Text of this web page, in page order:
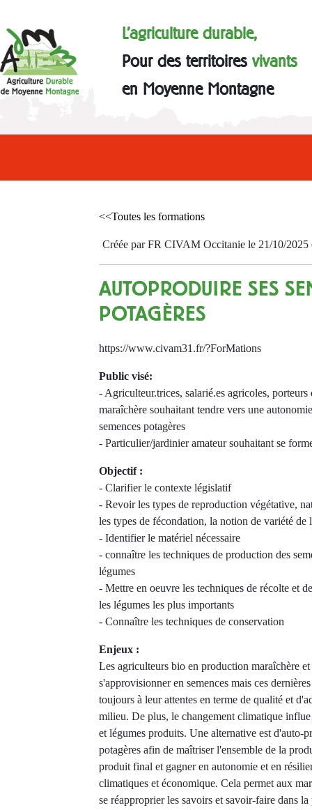
L'agriculture durable,
Pour des territoiresvivants
en Moyenne Montagne
<<Toutes les formations
Créée par FR CIVAM Occitanie le 21/10/2025
AUTOPRODUIRE SES
POTAGÈRES
https://www.civam31.fr/?ForMations
Public visé:
- Agriculteur.trices, salarié.es agricoles,
maraîchère souhaitant tendre vers une
semences potagères
- Particulier/jardinier amateur souhaitant se
Objectif :
- Clarifier le contexte législatif
- Revoir les types de reproduction végétative,
les types de fécondation, la notion de variété de
- Identifier le matériel nécessaire
- connaître les techniques de production des
légumes
- Mettre en oeuvre les techniques de récolte et
les légumes les plus importants
- Connaître les techniques de conservation
Enjeux :
Les agriculteurs bio en production maraîchère
s'approvisionner en semences mais ces
toujours à leur attentes en terme de qualité et
milieu. De plus, le changement climatique
et légumes produits. Une alternative est d'auto-
potagères afin de maîtriser l'ensemble de la
produit final et gagner en autonomie et en
climatiques et économique. Cela permet aux
se réapproprier les savoirs et savoir-faire dans